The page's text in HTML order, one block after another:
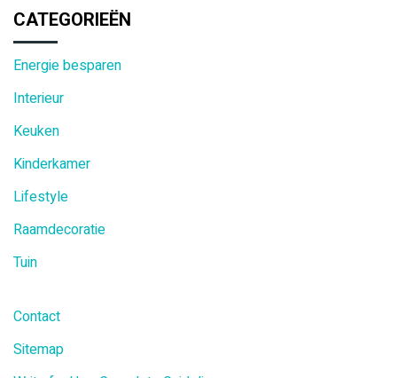
CATEGORIEËN
Energie besparen
Interieur
Keuken
Kinderkamer
Lifestyle
Raamdecoratie
Tuin
Contact
Sitemap